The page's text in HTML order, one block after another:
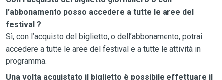
l’abbonamento posso accedere a tutte le aree del
festival ?
Sì, con l’acquisto del biglietto, o dell’abbonamento, potrai
accedere a tutte le aree del festival e a tutte le attività in
programma.
Una volta acquistato il biglietto è possibile effettuare il